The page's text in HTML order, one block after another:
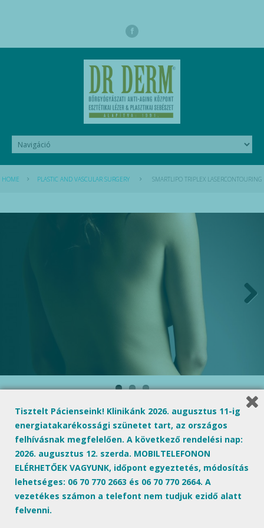
HOME PLASTIC AND VASCULAR SURGERY SMARTLIPO TRIPLEX LASERCONTOURING
« Previous post Next Post »
Smartlipo Triplex
LaserContouring
Tisztelt Pácienseink! Klinikánk 2026. augusztus 11-ig
energiatakarékossági szünetet tart, az országos
felhívásnak megfelelően. A következő rendelési nap:
2026. augusztus 12. szerda. MOBILTELEFONON
ELÉRHETŐEK VAGYUNK, időpont egyeztetés, módosítás
lehetséges: 06 70 770 2663 és 06 70 770 2664. A
vezetékes számon a telefont nem tudjuk ezidő alatt
felvenni.